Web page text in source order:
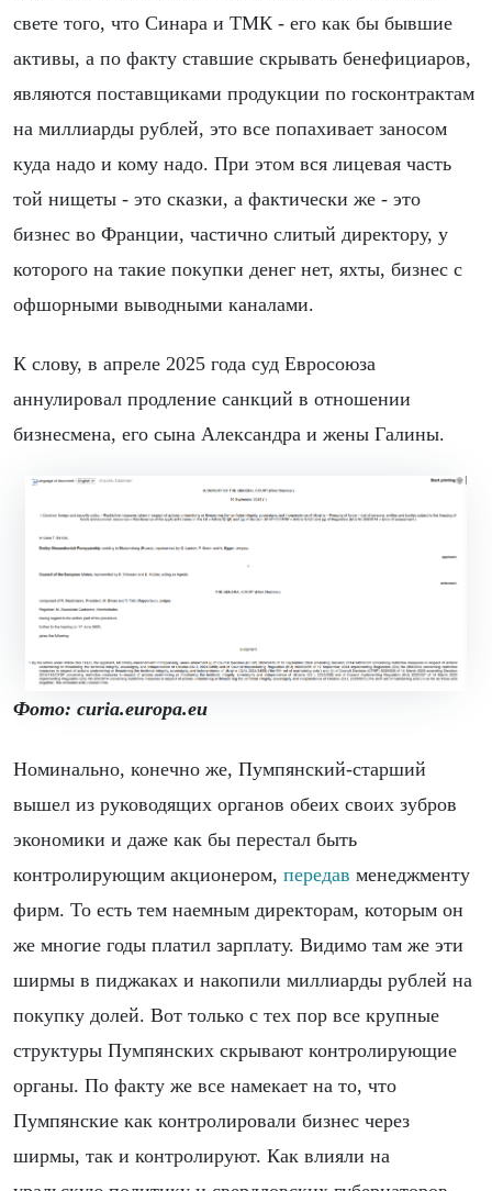
свете того, что Синара и ТМК - его как бы бывшие
активы, а по факту ставшие скрывать бенефициаров,
являются поставщиками продукции по госконтрактам
на миллиарды рублей, это все попахивает заносом
куда надо и кому надо. При этом вся лицевая часть
той нищеты - это сказки, а фактически же - это
бизнес во Франции, частично слитый директору, у
которого на такие покупки денег нет, яхты, бизнес с
офшорными выводными каналами.
К слову, в апреле 2025 года суд Евросоюза
аннулировал продление санкций в отношении
бизнесмена, его сына Александра и жены Галины.
Фото: curia.europa.eu
Номинально, конечно же, Пумпянский-старший
вышел из руководящих органов обеих своих зубров
экономики и даже как бы перестал быть
контролирующим акционером, передав менеджменту
фирм. То есть тем наемным директорам, которым он
же многие годы платил зарплату. Видимо там же эти
ширмы в пиджаках и накопили миллиарды рублей на
покупку долей. Вот только с тех пор все крупные
структуры Пумпянских скрывают контролирующие
органы. По факту же все намекает на то, что
Пумпянские как контролировали бизнес через
ширмы, так и контролируют. Как влияли на